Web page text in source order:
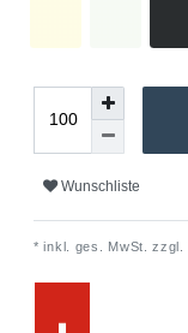
Wunschliste
* inkl. ges. MwSt. zzgl.